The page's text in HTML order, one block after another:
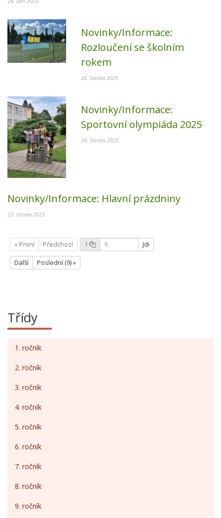
Novinky/Informace:
Rozloučení se školním
rokem
26. června 2025
Novinky/Informace:
Sportovní olympiáda 2025
24. června 2025
Novinky/Informace: Hlavní prázdniny
23. června 2025
« První Předchozí 1 Jdi
Další Poslední (9) »
Třídy
1. ročník
2. ročník
3. ročník
4. ročník
5. ročník
6. ročník
7. ročník
8. ročník
9. ročník